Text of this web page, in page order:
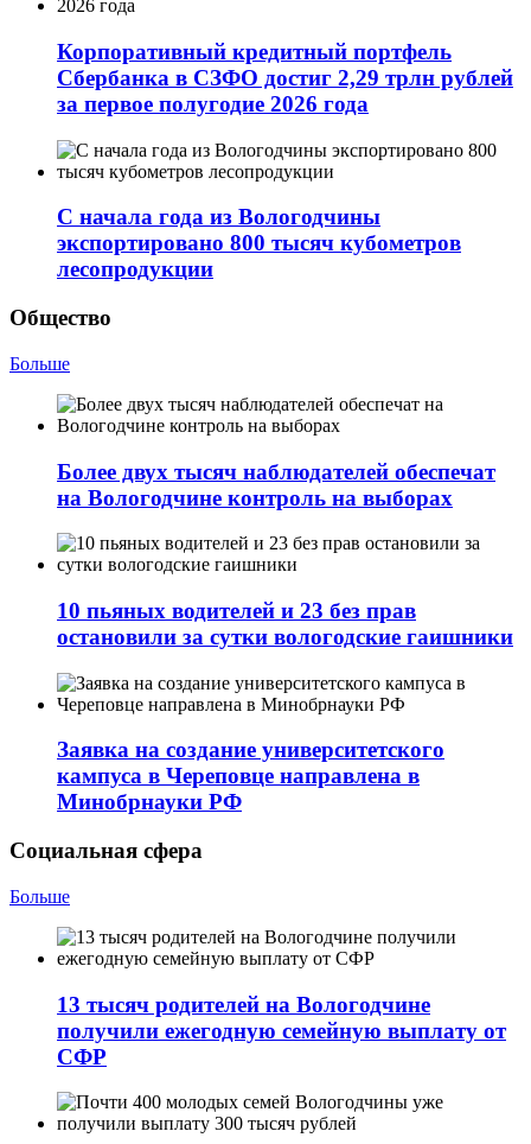
Корпоративный кредитный портфель
Сбербанка в СЗФО достиг 2,29 трлн рублей
за первое полугодие 2026 года
С начала года из Вологодчины
экспортировано 800 тысяч кубометров
лесопродукции
Общество
Больше
Более двух тысяч наблюдателей обеспечат
на Вологодчине контроль на выборах
10 пьяных водителей и 23 без прав
остановили за сутки вологодские гаишники
Заявка на создание университетского
кампуса в Череповце направлена в
Минобрнауки РФ
Социальная сфера
Больше
13 тысяч родителей на Вологодчине
получили ежегодную семейную выплату от
СФР